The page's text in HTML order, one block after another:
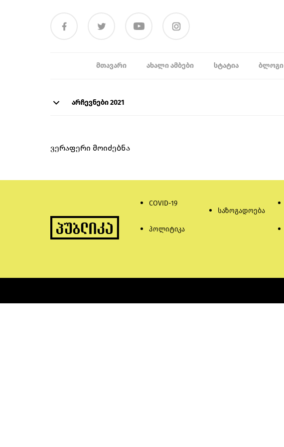
ᲛᲗᲐᲕᲐᲠᲘ ᲐᲮᲐᲚᲘ ᲐᲛᲑᲔᲑᲘ ᲡᲢᲐᲢᲘᲐ ᲑᲚᲝᲒᲘ
არჩევნები 2021
ვერაფერი მოიძებნა
COVID-19
პოლიტიკა
საზოგადოება